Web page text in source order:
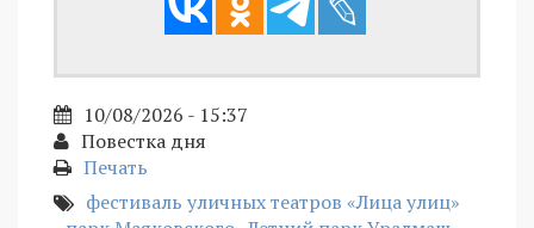
10/08/2026 - 15:37
Повестка дня
Печать
фестиваль уличных театров «Лица улиц»